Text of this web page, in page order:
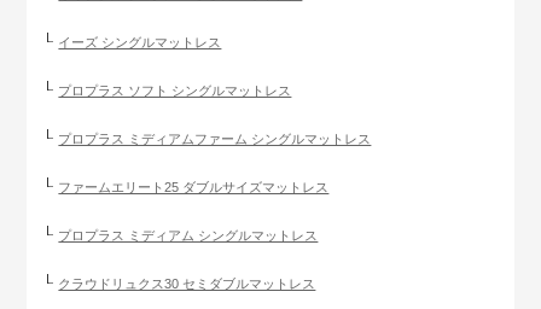
イーズ シングルマットレス
プロプラス ソフト シングルマットレス
プロプラス ミディアムファーム シングルマットレス
ファームエリート25 ダブルサイズマットレス
プロプラス ミディアム シングルマットレス
クラウドリュクス30 セミダブルマットレス